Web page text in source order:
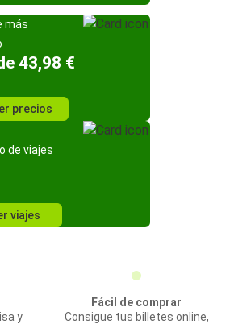
más
43,98 €
precios
de viajes
viajes
y
Fácil de comprar
Consigue tus billetes online,